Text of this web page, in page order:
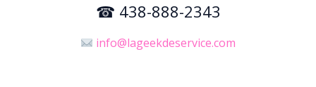
☎ 438-888-2343
info@lageekdeservice.com